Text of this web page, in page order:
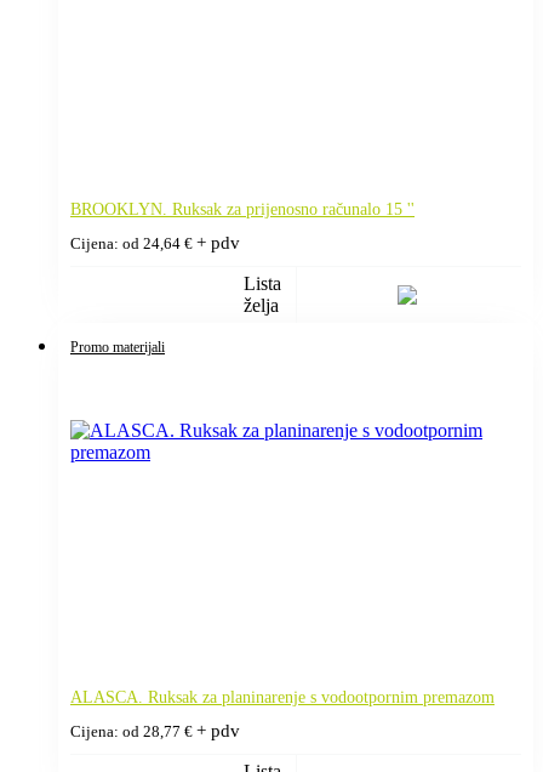
BROOKLYN. Ruksak za prijenosno računalo 15 ''
Cijena: od 24,64 € + pdv
Lista
želja
Promo materijali
ALASCA. Ruksak za planinarenje s vodootpornim premazom
Cijena: od 28,77 € + pdv